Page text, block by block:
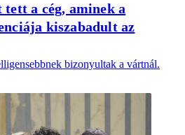
a cég, aminek a
kiszabadult az
bizonyultak a vártnál.